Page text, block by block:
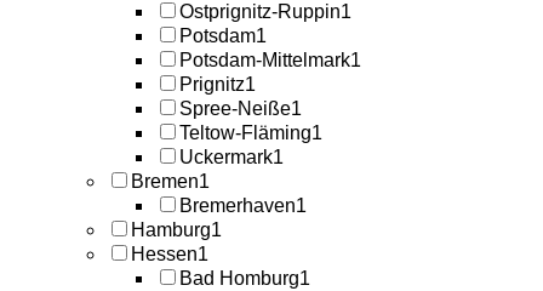
Ostprignitz-Ruppin1
Potsdam1
Potsdam-Mittelmark1
Prignitz1
Spree-Neiße1
Teltow-Fläming1
Uckermark1
Bremen1
Bremerhaven1
Hamburg1
Hessen1
Bad Homburg1